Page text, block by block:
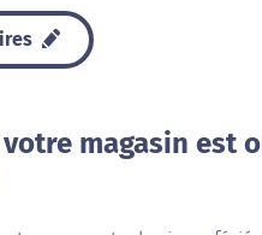
magasin est